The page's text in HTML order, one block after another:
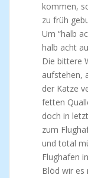
kommen,
zu früh
Um “halb
halb acht
Die bittere
aufstehen,
der Katze
fetten
doch in
zum
und total
Flughafen
Blöd wir es